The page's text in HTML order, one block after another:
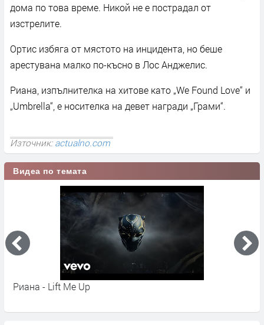
дома по това време. Никой не е пострадал от
изстрелите.
Ортис избяга от мястото на инцидента, но беше
арестувана малко по-късно в Лос Анджелис.
Риана, изпълнителка на хитове като „We Found Love“ и
„Umbrella“, е носителка на девет награди „Грами“.
Източник:actualno.com
Видеа по темата
Rihanna - Savage X Fenty Show 2021